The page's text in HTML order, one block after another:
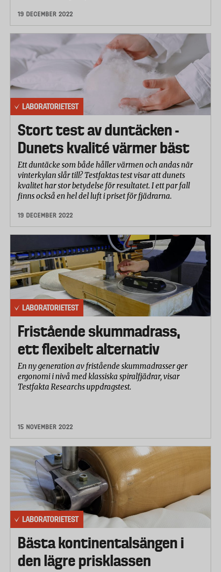
19 DECEMBER 2022
LABORATORIETEST
Stort test av duntäcken -
Dunets kvalité värmer bäst
Ett duntäcke som både håller värmen och andas när
vinterkylan slår till? Testfaktas test visar att dunets
kvalitet har stor betydelse för resultatet. I ett par fall
finns också en hel del luft i priset för fjädrarna.
19 DECEMBER 2022
LABORATORIETEST
Fristående skummadrass,
ett flexibelt alternativ
En ny generation av fristående skummadrasser ger
ergonomi i nivå med klassiska spiralfjädrar, visar
Testfakta Researchs uppdragstest.
15 NOVEMBER 2022
LABORATORIETEST
Bästa kontinentalsängen i
den lägre prisklassen